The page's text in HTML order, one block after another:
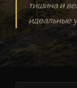
тишина и
идеальные